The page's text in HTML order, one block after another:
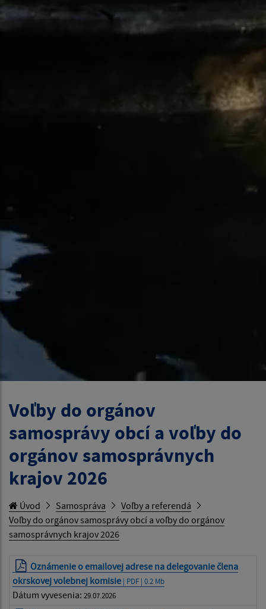
Voľby do orgánov
samosprávy obcí a voľby do
orgánov samosprávnych
krajov 2026
Úvod Samospráva
Voľby a referendá
Voľby do orgánov samosprávy obcí a voľby do orgánov
samosprávnych krajov 2026
Oznámenie o emailovej adrese na delegovanie člena
okrskovej volebnej komisie | PDF | 0.2 Mb
Dátum vyvesenia: 29.07.2026